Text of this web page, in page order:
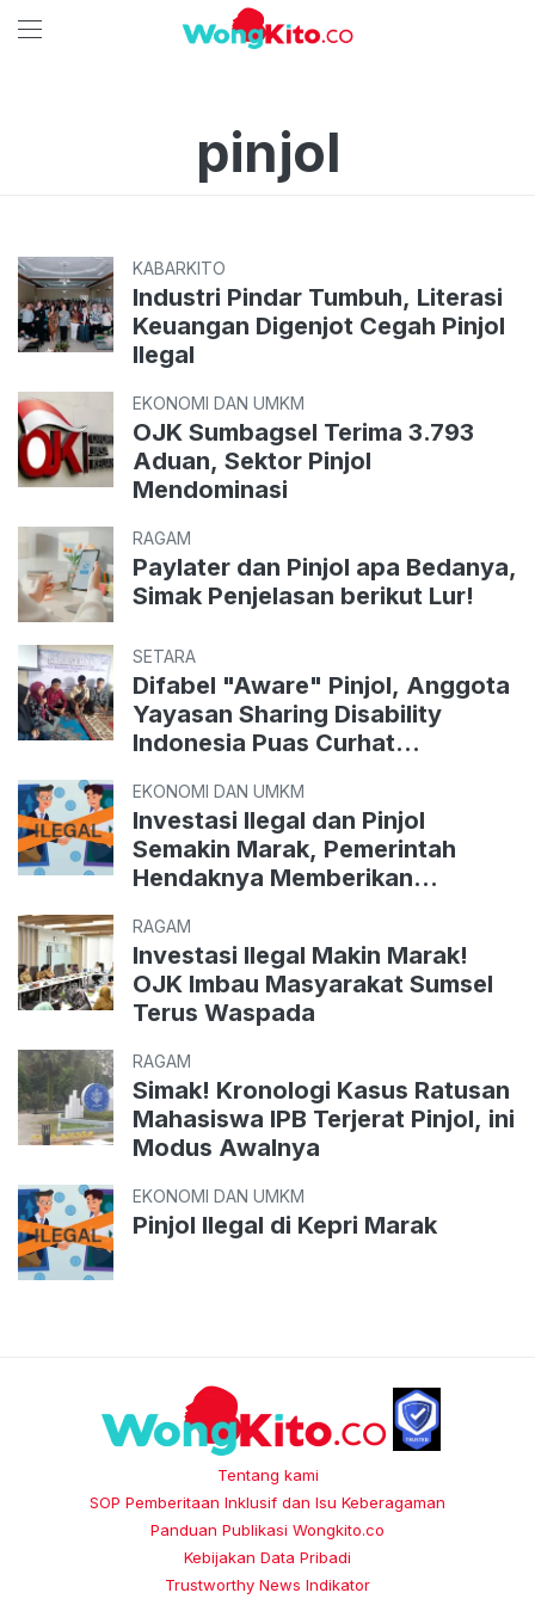
pinjol
KABARKITO
Industri Pindar Tumbuh, Literasi
Keuangan Digenjot Cegah Pinjol
Ilegal
EKONOMI DAN UMKM
OJK Sumbagsel Terima 3.793
Aduan, Sektor Pinjol
Mendominasi
RAGAM
Paylater dan Pinjol apa Bedanya,
Simak Penjelasan berikut Lur!
SETARA
Difabel "Aware" Pinjol, Anggota
Yayasan Sharing Disability
Indonesia Puas Curhat
EKONOMI DAN UMKM
Investasi Ilegal dan Pinjol
Semakin Marak, Pemerintah
Hendaknya Memberikan
RAGAM
Investasi Ilegal Makin Marak!
OJK Imbau Masyarakat Sumsel
Terus Waspada
RAGAM
Simak! Kronologi Kasus Ratusan
Mahasiswa IPB Terjerat Pinjol, ini
Modus Awalnya
EKONOMI DAN UMKM
Pinjol Ilegal di Kepri Marak
Tentang kami
SOP Pemberitaan Inklusif dan Isu Keberagaman
Panduan Publikasi Wongkito.co
Kebijakan Data Pribadi
Trustworthy News Indikator